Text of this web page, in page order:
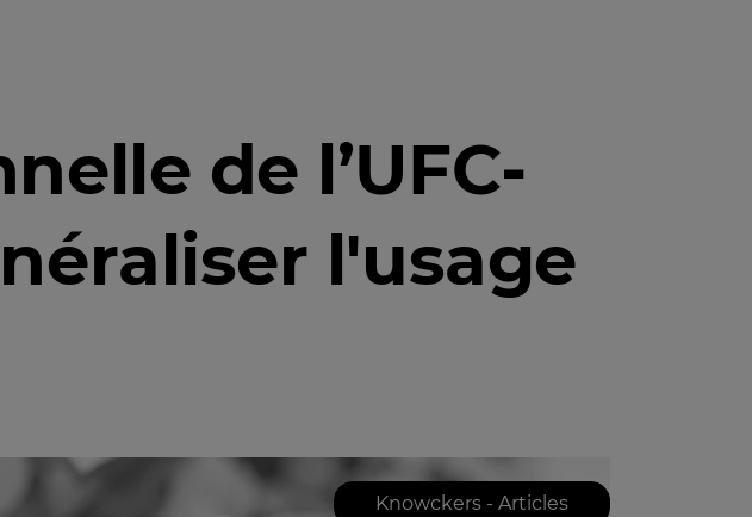
de l’UFC-
l'usage
Knowckers - Articles